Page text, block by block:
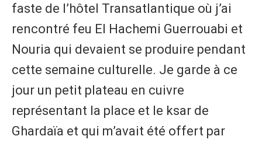
faste de l’hôtel Transatlantique où j’ai
rencontré feu El Hachemi Guerrouabi et
Nouria qui devaient se produire pendant
cette semaine culturelle. Je garde à ce
jour un petit plateau en cuivre
représentant la place et le ksar de
Ghardaïa et qui m’avait été offert par